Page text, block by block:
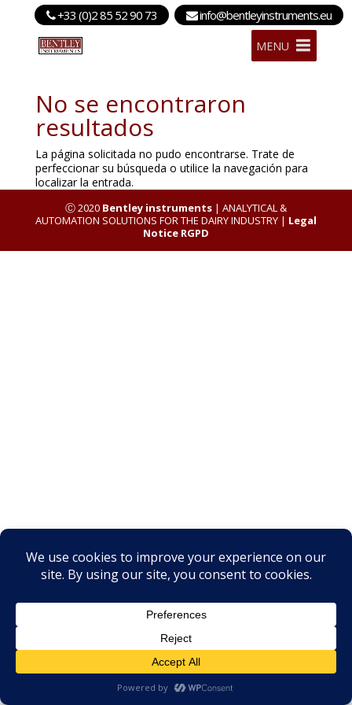
+33 (0)2 85 52 90 73 info@bentleyinstruments.eu
MENU
No se encontraron
resultados
La página solicitada no pudo encontrarse. Trate de
perfeccionar su búsqueda o utilice la navegación para
localizar la entrada.
Ⓒ 2020 Bentley instruments| ANALYTICAL &
AUTOMATION SOLUTIONS FOR THE DAIRY INDUSTRY | Legal
Notice RGPD